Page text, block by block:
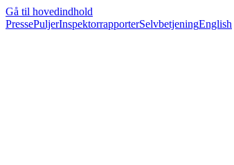
Gå til hovedindhold
PressePuljerInspektorrapporterSelvbetjeningEnglish